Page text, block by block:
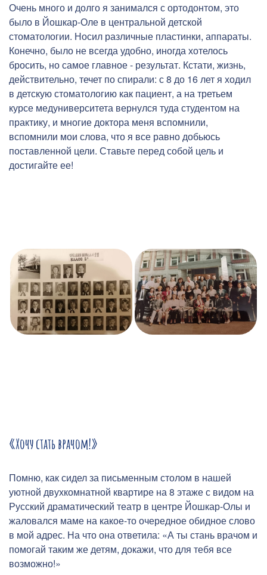
Очень много и долго я занимался с ортодонтом, это
было в Йошкар-Оле в центральной детской
стоматологии. Носил различные пластинки, аппараты.
Конечно, было не всегда удобно, иногда хотелось
бросить, но самое главное - результат. Кстати, жизнь,
действительно, течет по спирали: с 8 до 16 лет я ходил
в детскую стоматологию как пациент, а на третьем
курсе медуниверситета вернулся туда студентом на
практику, и многие доктора меня вспомнили,
вспомнили мои слова, что я все равно добьюсь
поставленной цели. Ставьте перед собой цель и
достигайте ее!
«Хочу стать врачом!»
Помню, как сидел за письменным столом в нашей
уютной двухкомнатной квартире на 8 этаже с видом на
Русский драматический театр в центре Йошкар-Олы и
жаловался маме на какое-то очередное обидное слово
в мой адрес. На что она ответила: «А ты стань врачом и
помогай таким же детям, докажи, что для тебя все
возможно!»